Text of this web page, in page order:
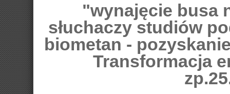
"wynajęcie busa
słuchaczy studiów
biometan -
Transformacja